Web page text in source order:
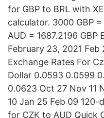
for GBP to BRL with
calculator. 3000 GBP
AUD = 1687.2196
February 23, 2021 Feb
Exchange Rates For
Dollar 0.0593 0.0599
0.0623 Oct 27 Nov 11
10 Jan 25 Feb 09
for CZK to AUD Quick